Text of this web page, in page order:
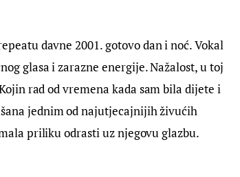
davne 2001. gotovo dan i noć. Vokal
glasa i zarazne energije. Nažalost, u toj
rad od vremena kada sam bila dijete i
jednim od najutjecajnijih živućih
priliku odrasti uz njegovu glazbu.